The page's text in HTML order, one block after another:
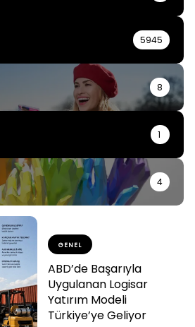
5945
8
1
4
GENEL
ABD’de Başarıyla
Uygulanan Logisar
Yatırım Modeli
Türkiye’ye Geliyor